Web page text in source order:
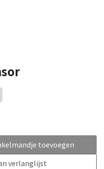
toevoegen
verlanglijst